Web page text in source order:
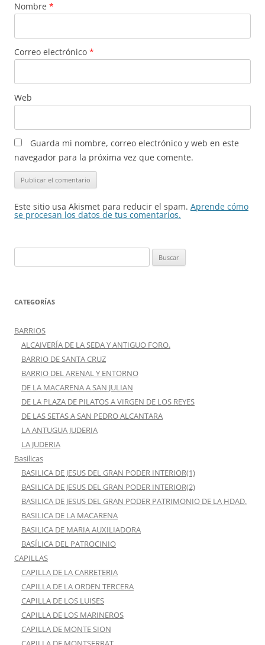
Nombre *
Correo electrónico *
Web
Guarda mi nombre, correo electrónico y web en este
navegador para la próxima vez que comente.
Este sitio usa Akismet para reducir el spam. Aprende cómo
se procesan los datos de tus comentarios.
CATEGORÍAS
BARRIOS
ALCAIVERÍA DE LA SEDA Y ANTIGUO FORO.
BARRIO DE SANTA CRUZ
BARRIO DEL ARENAL Y ENTORNO
DE LA MACARENA A SAN JULIAN
DE LA PLAZA DE PILATOS A VIRGEN DE LOS REYES
DE LAS SETAS A SAN PEDRO ALCANTARA
LA ANTUGUA JUDERIA
LA JUDERIA
Basilicas
BASILICA DE JESUS DEL GRAN PODER INTERIOR(1)
BASILICA DE JESUS DEL GRAN PODER INTERIOR(2)
BASILICA DE JESUS DEL GRAN PODER PATRIMONIO DE LA HDAD.
BASILICA DE LA MACARENA
BASILICA DE MARIA AUXILIADORA
BASÍLICA DEL PATROCINIO
CAPILLAS
CAPILLA DE LA CARRETERIA
CAPILLA DE LA ORDEN TERCERA
CAPILLA DE LOS LUISES
CAPILLA DE LOS MARINEROS
CAPILLA DE MONTE SION